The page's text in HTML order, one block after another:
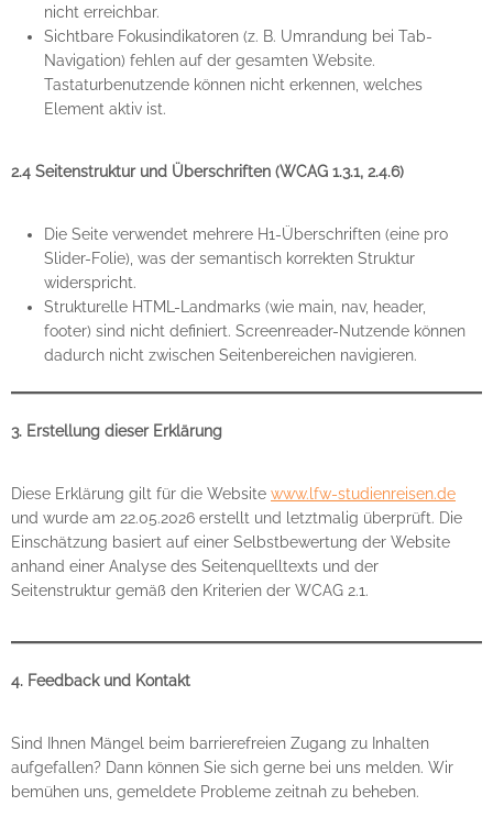
nicht erreichbar.
Sichtbare Fokusindikatoren (z. B. Umrandung bei Tab-
Navigation) fehlen auf der gesamten Website.
Tastaturbenutzende können nicht erkennen, welches
Element aktiv ist.
2.4 Seitenstruktur und Überschriften (WCAG 1.3.1, 2.4.6)
Die Seite verwendet mehrere H1-Überschriften (eine pro
Slider-Folie), was der semantisch korrekten Struktur
widerspricht.
Strukturelle HTML-Landmarks (wie main, nav, header,
footer) sind nicht definiert. Screenreader-Nutzende können
dadurch nicht zwischen Seitenbereichen navigieren.
3. Erstellung dieser Erklärung
Diese Erklärung gilt für die Website www.lfw-studienreisen.de
und wurde am 22.05.2026 erstellt und letztmalig überprüft. Die
Einschätzung basiert auf einer Selbstbewertung der Website
anhand einer Analyse des Seitenquelltexts und der
Seitenstruktur gemäß den Kriterien der WCAG 2.1.
4. Feedback und Kontakt
Sind Ihnen Mängel beim barrierefreien Zugang zu Inhalten
aufgefallen? Dann können Sie sich gerne bei uns melden. Wir
bemühen uns, gemeldete Probleme zeitnah zu beheben.